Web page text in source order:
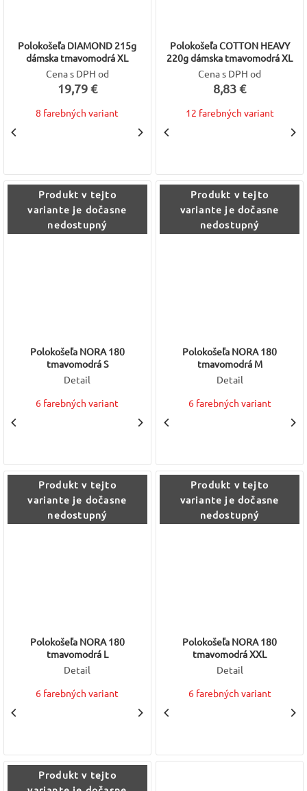
Polokošeľa DIAMOND 215g
dámska tmavomodrá XL
Cena s DPH od
19,79 €
8 farebných variant
Polokošeľa COTTON HEAVY
220g dámska tmavomodrá XL
Cena s DPH od
8,83 €
12 farebných variant
Produkt v tejto
variante je dočasne
nedostupný
Polokošeľa NORA 180
tmavomodrá S
Detail
6 farebných variant
Produkt v tejto
variante je dočasne
nedostupný
Polokošeľa NORA 180
tmavomodrá M
Detail
6 farebných variant
Produkt v tejto
variante je dočasne
nedostupný
Polokošeľa NORA 180
tmavomodrá L
Detail
6 farebných variant
Produkt v tejto
variante je dočasne
nedostupný
Polokošeľa NORA 180
tmavomodrá XXL
Detail
6 farebných variant
Produkt v tejto